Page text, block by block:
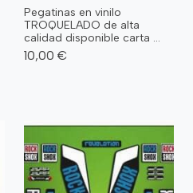
Pegatinas en vinilo
TROQUELADO de alta
calidad disponible carta ...
10,00 €